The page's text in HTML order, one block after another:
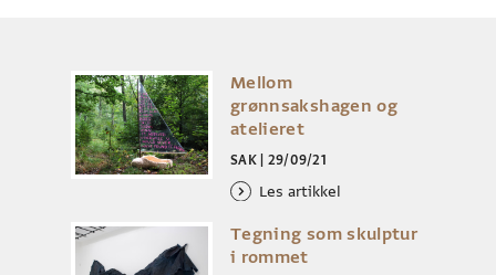
Mellom
grønnsakshagen og
atelieret
SAK | 29/09/21
Les artikkel
Tegning som skulptur
i rommet